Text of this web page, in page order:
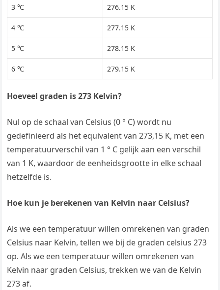
3 ℃ 276.15 K
4 ℃ 277.15 K
5 ℃ 278.15 K
6 ℃ 279.15 K
Hoeveel graden is 273 Kelvin?
Nul op de schaal van Celsius (0 ° C) wordt nu
gedefinieerd als het equivalent van 273,15 K, met een
temperatuurverschil van 1 ° C gelijk aan een verschil
van 1 K, waardoor de eenheidsgrootte in elke schaal
hetzelfde is.
Hoe kun je berekenen van Kelvin naar Celsius?
Als we een temperatuur willen omrekenen van graden
Celsius naar Kelvin, tellen we bij de graden celsius 273
op. Als we een temperatuur willen omrekenen van
Kelvin naar graden Celsius, trekken we van de Kelvin
273 af.